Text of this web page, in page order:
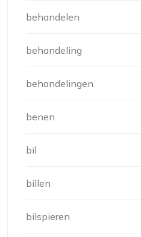
behandelen
behandeling
behandelingen
benen
bil
billen
bilspieren